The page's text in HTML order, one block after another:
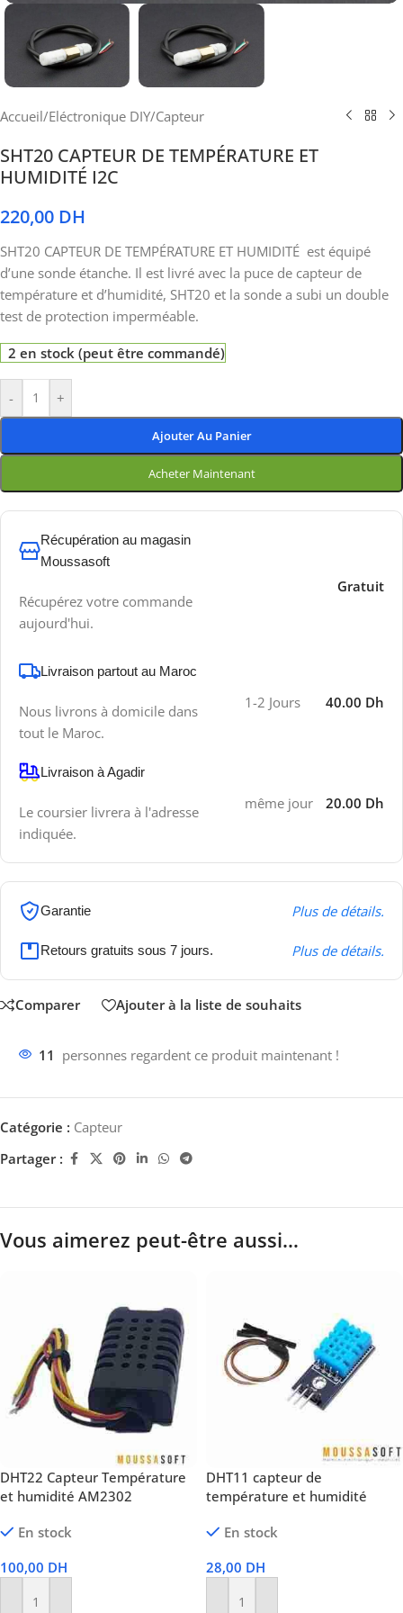
Accueil/Eléctronique DIY/Capteur
SHT20 CAPTEUR DE TEMPÉRATURE ET
HUMIDITÉ I2C
220,00 DH
SHT20 CAPTEUR DE TEMPÉRATURE ET HUMIDITÉ est équipé
d’une sonde étanche. Il est livré avec la puce de capteur de
température et d’humidité, SHT20 et la sonde a subi un double
test de protection imperméable.
2 en stock (peut être commandé)
- +
Ajouter Au Panier
Acheter Maintenant
Récupération au magasin
Moussasoft
Récupérez votre commande
aujourd'hui.
Gratuit
Livraison partout au Maroc
Nous livrons à domicile dans
tout le Maroc.
1-2 Jours 40.00 Dh
Livraison à Agadir
Le coursier livrera à l'adresse
indiquée.
même jour 20.00 Dh
Garantie Plus de détails.
Retours gratuits sous 7 jours. Plus de détails.
Comparer Ajouter à la liste de souhaits
11 personnes regardent ce produit maintenant !
Catégorie : Capteur
Partager :
Vous aimerez peut-être aussi…
DHT22 Capteur Température
et humidité AM2302
En stock
100,00 DH
DHT11 capteur de
température et humidité
En stock
28,00 DH